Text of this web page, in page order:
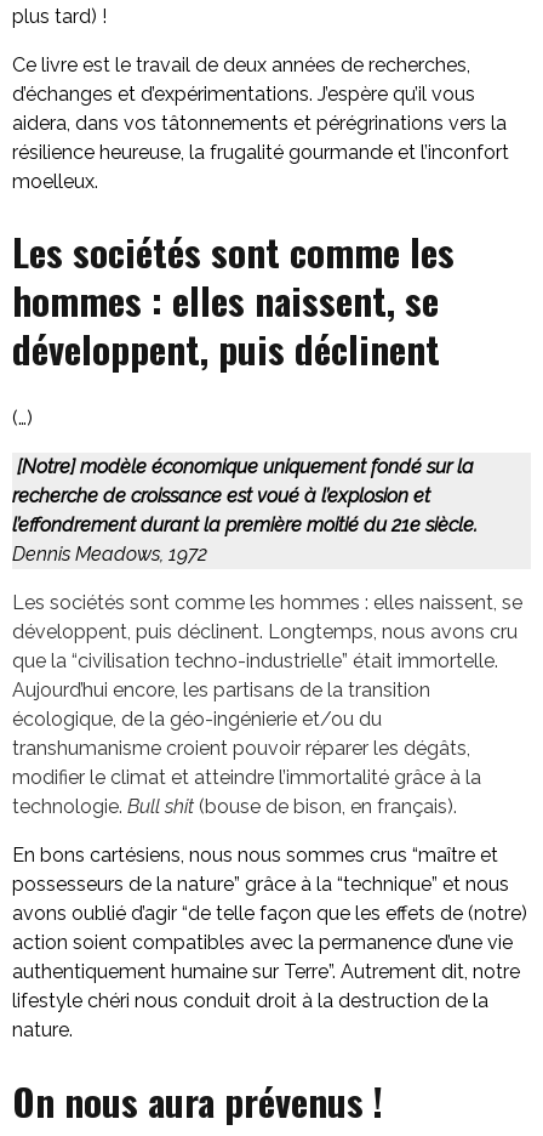
plus tard) !
Ce livre est le travail de deux années de recherches,
d’échanges et d’expérimentations. J’espère qu’il vous
aidera, dans vos tâtonnements et pérégrinations vers la
résilience heureuse, la frugalité gourmande et l’inconfort
moelleux.
Les sociétés sont comme les
hommes : elles naissent, se
développent, puis déclinent
(…)
[Notre] modèle économique uniquement fondé sur la
recherche de croissance est voué à l’explosion et
l’effondrement durant la première moitié du 21e siècle.
Dennis Meadows, 1972
Les sociétés sont comme les hommes : elles naissent, se
développent, puis déclinent. Longtemps, nous avons cru
que la “civilisation techno-industrielle” était immortelle.
Aujourd’hui encore, les partisans de la transition
écologique, de la géo-ingénierie et/ou du
transhumanisme croient pouvoir réparer les dégâts,
modifier le climat et atteindre l’immortalité grâce à la
technologie. Bull shit (bouse de bison, en français).
En bons cartésiens, nous nous sommes crus “maître et
possesseurs de la nature” grâce à la “technique” et nous
avons oublié d’agir “de telle façon que les effets de (notre)
action soient compatibles avec la permanence d’une vie
authentiquement humaine sur Terre”. Autrement dit, notre
lifestyle chéri nous conduit droit à la destruction de la
nature.
On nous aura prévenus !